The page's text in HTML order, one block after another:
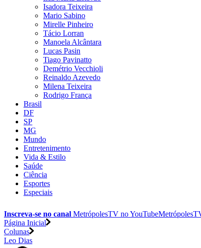
Isadora Teixeira
Mario Sabino
Mirelle Pinheiro
Tácio Lorran
Manoela Alcântara
Lucas Pasin
Tiago Pavinatto
Demétrio Vecchioli
Reinaldo Azevedo
Milena Teixeira
Rodrigo França
Brasil
DF
SP
MG
Mundo
Entretenimento
Vida & Estilo
Saúde
Ciência
Esportes
Especiais
Inscreva-se no canal MetrópolesTV noYouTube
Página Inicial
Colunas
Leo Dias